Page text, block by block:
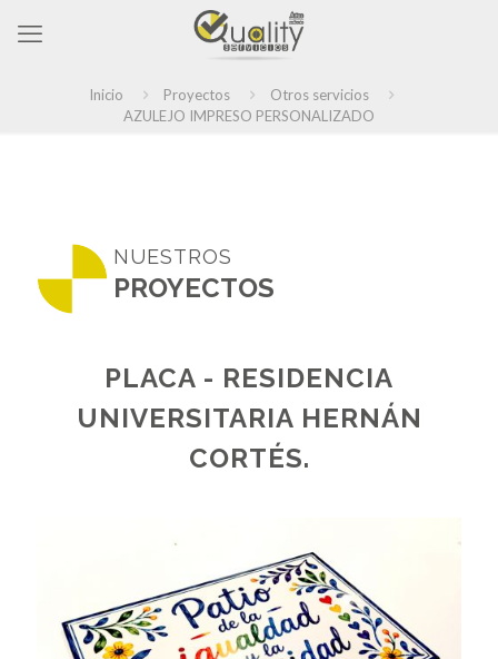
Inicio Proyectos
Otros servicios
AZULEJO IMPRESO PERSONALIZADO
NUESTROS
PROYECTOS
PLACA - RESIDENCIA
UNIVERSITARIA HERNÁN
CORTÉS.